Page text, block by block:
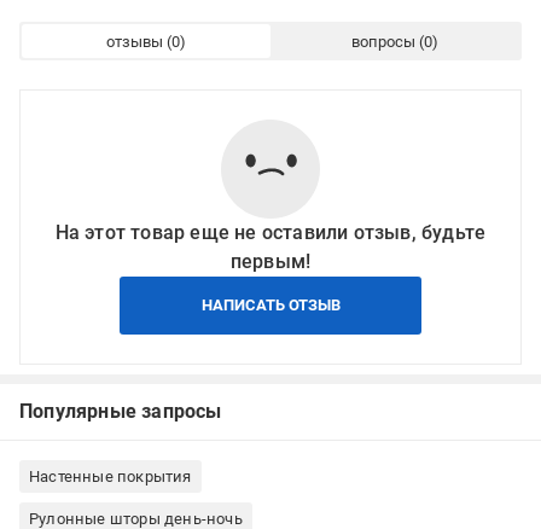
отзывы вопросы
На этот товар еще не оставили отзыв, будьте
первым!
НАПИСАТЬ ОТЗЫВ
Популярные запросы
Настенные покрытия
Рулонные шторы день-ночь